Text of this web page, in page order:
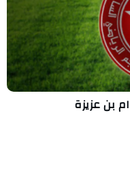
بن عزيزة